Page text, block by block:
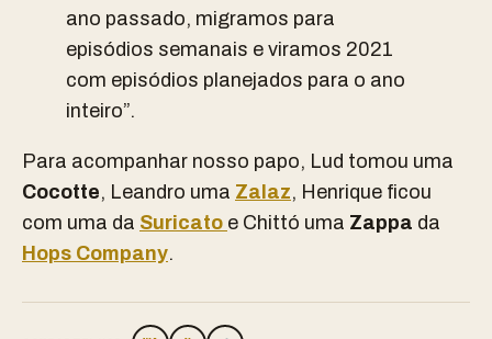
ano passado, migramos para
episódios semanais e viramos 2021
com episódios planejados para o ano
inteiro”.
Para acompanhar nosso papo, Lud tomou uma
Cocotte, Leandro uma Zalaz, Henrique ficou
com uma da Suricato e Chittó uma Zappa da
Hops Company.